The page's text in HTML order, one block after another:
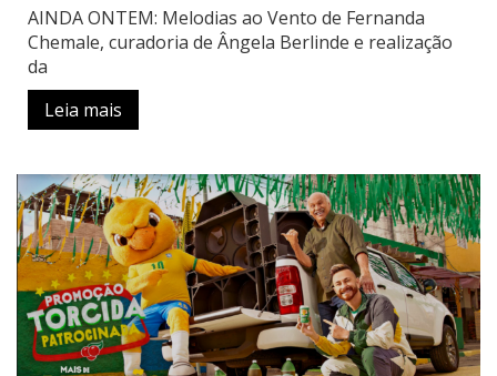
AINDA ONTEM: Melodias ao Vento de Fernanda
Chemale, curadoria de Ângela Berlinde e realização
da
Leia mais